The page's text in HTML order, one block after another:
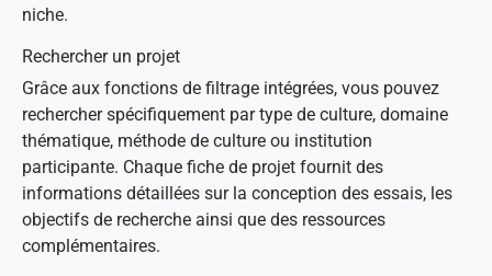
niche.
Rechercher un projet
Grâce aux fonctions de filtrage intégrées, vous pouvez
rechercher spécifiquement par type de culture, domaine
thématique, méthode de culture ou institution
participante. Chaque fiche de projet fournit des
informations détaillées sur la conception des essais, les
objectifs de recherche ainsi que des ressources
complémentaires.